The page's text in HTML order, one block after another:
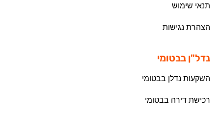
תנאי שימוש
הצהרת נגישות
נדל"ן בבטומי
השקעות נדלן בבטומי
רכישת דירה בבטומי